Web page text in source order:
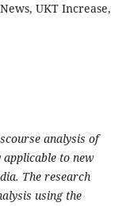
UKT Increase,
analysis of
to new
The research
using the